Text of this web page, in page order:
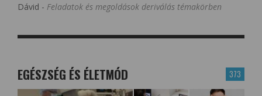
Dávid - Feladatok és megoldások deriválás témakörben
373
EGÉSZSÉG ÉS ÉLETMÓD